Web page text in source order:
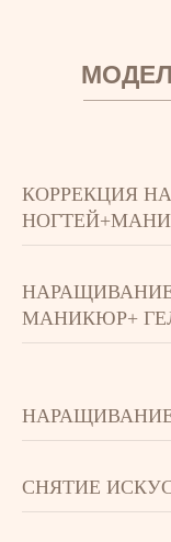
КОРРЕКЦИЯ
МАНИКЮР+
СНЯТИЕ